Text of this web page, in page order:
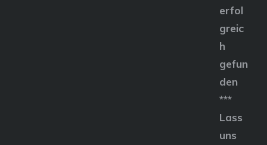
erfol
greic
h
gefun
den
***
Lass
uns